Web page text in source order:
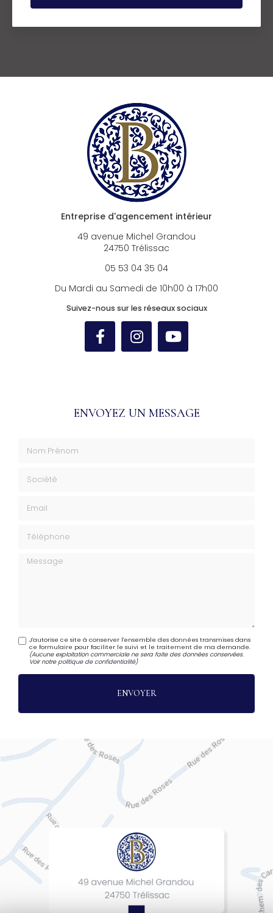
Entreprise d'agencement intérieur
49 avenue Michel Grandou
24750 Trélissac
05 53 04 35 04
Du Mardi au Samedi de 10h00 à 17h00
Suivez-nous sur les réseaux sociaux
ENVOYEZ UN MESSAGE
Message
J'autorise ce site à conserver l'ensemble des données transmises dans
ce formulaire pour faciliter le suivi et le traitement de ma demande.
(Aucune exploitation commerciale ne sera faite des données conservées.
Voir notrepolitique de confidentialité)